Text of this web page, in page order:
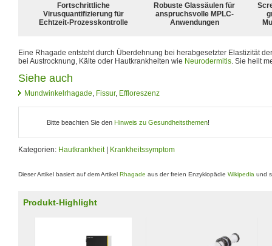
Fortschrittliche
Virusquantifizierung für
Echtzeit-Prozesskontrolle
Robuste Glassäulen für
anspruchsvolle MPLC-
Anwendungen
Eine Rhagade entsteht durch Überdehnung bei herabgesetzter Elastizität
bei Austrocknung, Kälte oder Hautkrankheiten wie Neurodermitis. Sie heilt
Siehe auch
Mundwinkelrhagade, Fissur, Effloreszenz
Bitte beachten Sie den Hinweis zu Gesundheitsthemen!
Kategorien: Hautkrankheit| Krankheitssymptom
Dieser Artikel basiert auf dem Artikel Rhagade aus der freien Enzyklopädie Wikipedia und
Produkt-Highlight